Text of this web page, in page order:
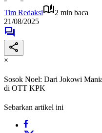
Tim Redaksi
2 min baca
21/08/2025
×
Sosok Noel: Dari Jokowi
di OTT KPK
Sebarkan artikel ini